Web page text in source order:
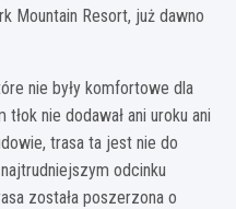
Mountain Resort, już dawno
nie były komfortowe dla
nie dodawał ani uroku ani
trasa ta jest nie do
odcinku
została poszerzona o